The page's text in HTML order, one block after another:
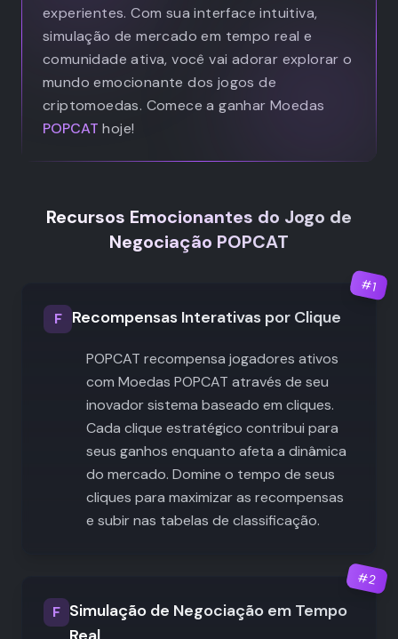
experientes. Com sua interface intuitiva,
simulação de mercado em tempo real e
comunidade ativa, você vai adorar explorar o
mundo emocionante dos jogos de
criptomoedas. Comece a ganhar Moedas
POPCAT hoje!
Recursos Emocionantes do Jogo de
Negociação POPCAT
#1
F Recompensas Interativas por Clique
POPCAT recompensa jogadores ativos
com Moedas POPCAT através de seu
inovador sistema baseado em cliques.
Cada clique estratégico contribui para
seus ganhos enquanto afeta a dinâmica
do mercado. Domine o tempo de seus
cliques para maximizar as recompensas
e subir nas tabelas de classificação.
#2
F Simulação de Negociação em Tempo